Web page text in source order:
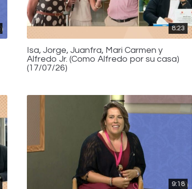
8:23
Isa, Jorge, Juanfra, Mari Carmen y
Alfredo Jr. (Como Alfredo por su casa)
(17/07/26)
9:18